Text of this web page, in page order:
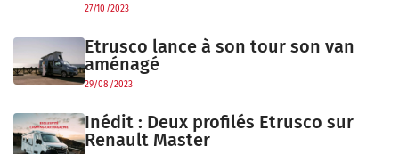
27/10/2023
Etrusco lance à son tour son van
aménagé
29/08/2023
Inédit : Deux profilés Etrusco sur
Renault Master